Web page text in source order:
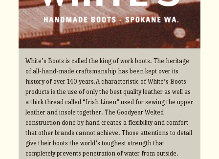
White’s Boots is called the king of work boots. The heritage
of all-hand-made craftsmanship has been kept over its
history of over 140 years.A characteristic of White’s Boots
products is the use of only the best quality leather as well as
a thick thread called “Irish Linen” used for sewing the upper
leather and insole together. The Goodyear Welted
construction done by hand creates a flexibility and comfort
that other brands cannot achieve. Those attentions to detail
give their boots the world’s toughest strength that
completely prevents penetration of water from outside.